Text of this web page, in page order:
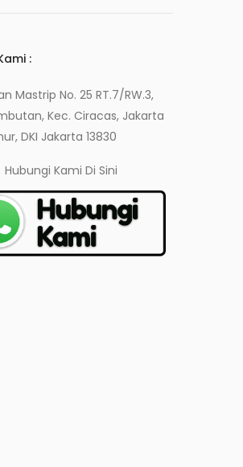
:
Mastrip No. 25 RT.7/RW.3,
Kec. Ciracas, Jakarta
DKI Jakarta 13830
Hubungi KamiDi Sini